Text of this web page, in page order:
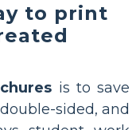
to print
is to save
sided, and